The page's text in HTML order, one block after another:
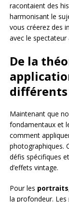
racontaient des
harmonisant le
vous créerez des
avec le spectateur
De la
Maintenant que
fondamentaux et
comment
photographiques.
défis spécifiques
d’effets vintage.
Pour les portraits
la profondeur.